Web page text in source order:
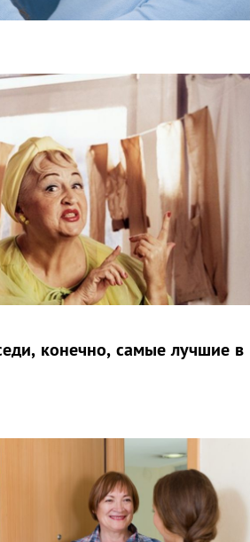
конечно, самые лучшие в